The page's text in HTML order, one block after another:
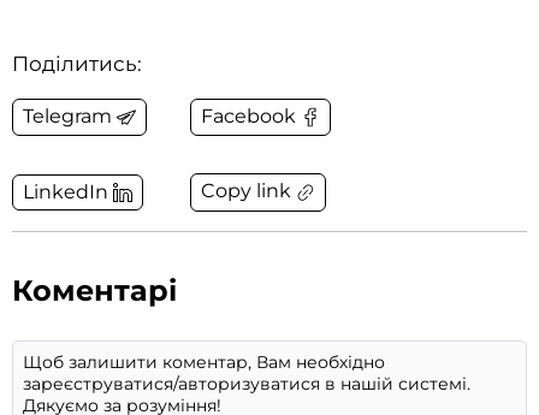
Поділитись:
Telegram Facebook
LinkedIn Copy link
Коментарі